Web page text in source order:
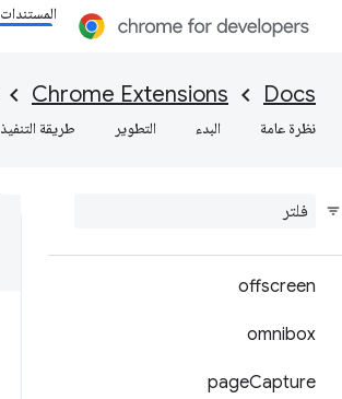
المستندات
Docs
Chrome Extensions
نظرة عامة البدء التطوير طريقة التنفيذ
loginState
management
offscreen
omnibox
pageCapture